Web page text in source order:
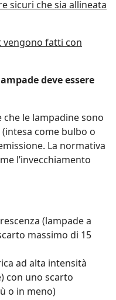
sicuri che sia allineata
fatti con
deve essere
che le lampadine sono
come bulbo o
La normativa
l’invecchiamento
(lampade a
massimo di 15
ad alta intensità
con uno scarto
o in meno)